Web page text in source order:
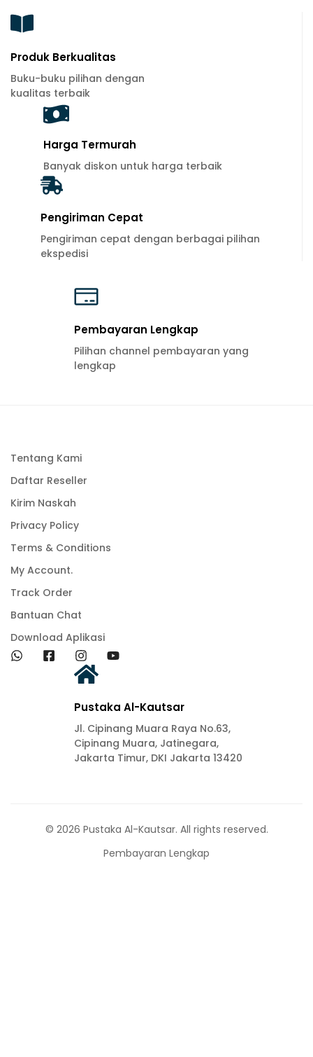
Produk Berkualitas
Buku-buku pilihan dengan
kualitas terbaik
Harga Termurah
Banyak diskon untuk harga terbaik
Pengiriman Cepat
Pengiriman cepat dengan berbagai pilihan
ekspedisi
Pembayaran Lengkap
Pilihan channel pembayaran yang
lengkap
Tentang Kami
Daftar Reseller
Kirim Naskah
Privacy Policy
Terms & Conditions
My Account.
Track Order
Bantuan Chat
Download Aplikasi
Pustaka Al-Kautsar
Jl. Cipinang Muara Raya No.63,
Cipinang Muara, Jatinegara,
Jakarta Timur, DKI Jakarta 13420
© 2026 Pustaka Al-Kautsar. All rights reserved.
Pembayaran Lengkap